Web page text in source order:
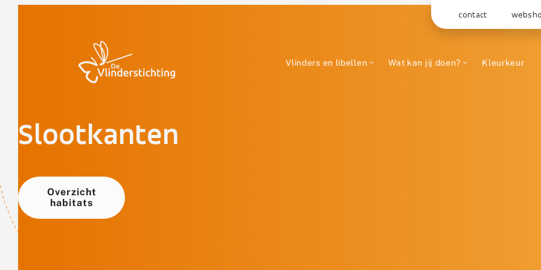
contact
Vlinders en libellen Wat kan jij doen? Kleurkeur
Slootkanten
Overzicht
habitats